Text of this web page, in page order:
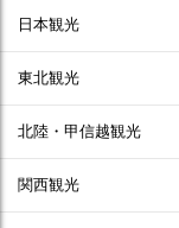
日本観光
東北観光
北陸・甲信越観光
関西観光